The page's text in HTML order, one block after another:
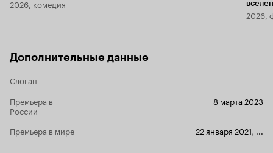
2026, комедия
2026,
Дополнительные данные
Слоган
—
Премьера в
России
8 марта 2023
Премьера в мире 22 января 2021